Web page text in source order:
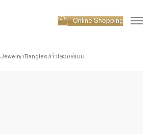
Online Shopping
Jewelry Bangles กำไลวงรีแบน